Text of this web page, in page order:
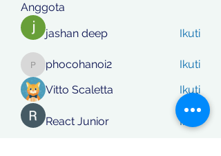
Anggota
jashan deep
Ikuti
phocohanoi2
phocohanoi2
Ikuti
Vitto Scaletta
Ikuti
React Junior Ikuti